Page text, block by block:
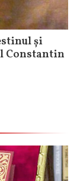
și
Constantin